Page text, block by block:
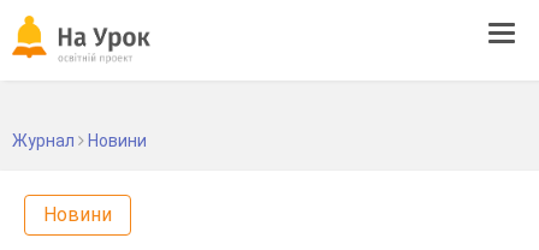
Журнал Новини
Новини